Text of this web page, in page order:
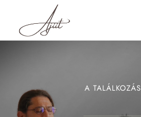
content
A TALÁLKOZÁS